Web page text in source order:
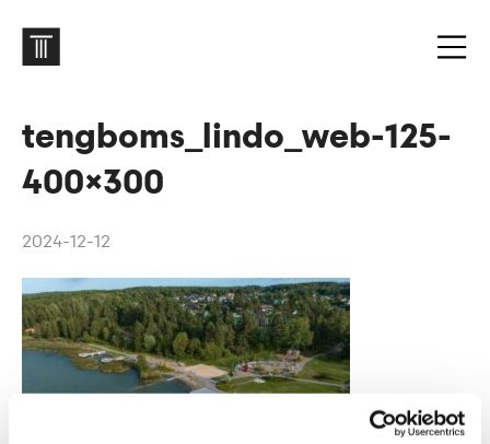
tengboms_lindo_web-125-
400×300
2024-12-12